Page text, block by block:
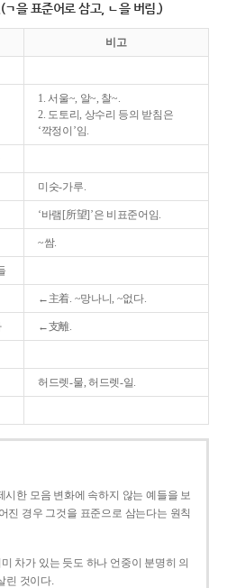
을 표준어로 삼고, ㄴ을 버림.)
비고
1. 서울~, 알~, 찰~.
2. 도토리, 상수리 등의 받침은
‘깍정이’임.
미숫-가루.
‘바램[所望]’은 비표준어임.
~쌈.
←主着. ~망나니, ~없다.
←支離.
허드렛-물, 허드렛-일.
한 모음 변화에 속하지 않는 예들을 보
진 경우 그것을 표준으로 삼는다는 원칙
차가 있는 듯도 하나 언중이 분명히 의
린 것이다.